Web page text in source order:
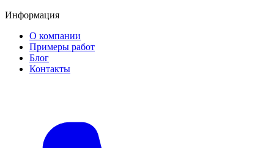
Информация
О компании
Примеры работ
Блог
Контакты